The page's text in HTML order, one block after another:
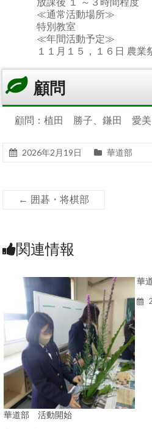
放課後 １ ～３時間程度
≪通常活動場所≫
特別教室
≪年間活動予定≫
１１月１５，１６日 農業
顧問
顧問：植田 勝子、鎌田 愛美
2026年2月19日 華道部
← 囲碁・将棋部
関連情報
華道部 活動開始
華